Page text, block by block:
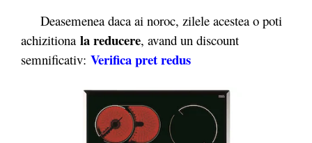
Deasemenea daca ai noroc, zilele acestea o poti
achizitiona la reducere, avand un discount
semnificativ: Verifica pret redus